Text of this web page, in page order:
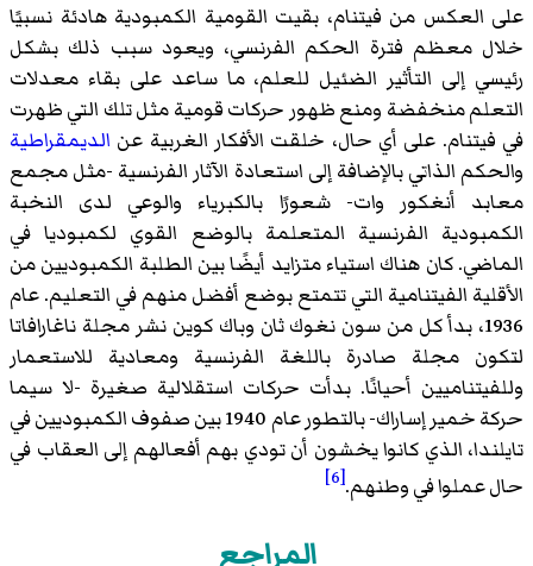
على العكس من فيتنام، بقيت القومية الكمبودية هادئة نسبيًا
خلال معظم فترة الحكم الفرنسي، ويعود سبب ذلك بشكل
رئيسي إلى التأثير الضئيل للعلم، ما ساعد على بقاء معدلات
التعلم منخفضة ومنع ظهور حركات قومية مثل تلك التي ظهرت
في فيتنام. على أي حال، خلقت الأفكار الغربية عن الديمقراطية
والحكم الذاتي بالإضافة إلى استعادة الآثار الفرنسية -مثل مجمع
معابد أنغكور وات- شعورًا بالكبرياء والوعي لدى النخبة
الكمبودية الفرنسية المتعلمة بالوضع القوي لكمبوديا في
الماضي. كان هناك استياء متزايد أيضًا بين الطلبة الكمبوديين من
الأقلية الفيتنامية التي تتمتع بوضع أفضل منهم في التعليم. عام
1936، بدأ كل من سون نغوك ثان وباك كوين نشر مجلة ناغارافاتا
لتكون مجلة صادرة باللغة الفرنسية ومعادية للاستعمار
وللفيتناميين أحيانًا. بدأت حركات استقلالية صغيرة -لا سيما
حركة خمير إساراك- بالتطور عام 1940 بين صفوف الكمبوديين في
تايلندا، الذي كانوا يخشون أن تودي بهم أفعالهم إلى العقاب في
حال عملوا في وطنهم.[6]
المراجع